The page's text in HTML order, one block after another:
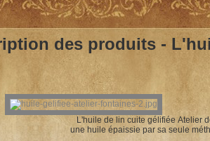
des produits -
L'huile de lin cuite gélifiée Atelier
une huile épaissie par sa seule